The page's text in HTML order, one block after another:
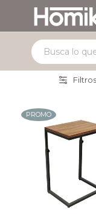
Filtros
PROMO